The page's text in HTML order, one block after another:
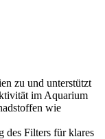
zu und unterstützt
im Aquarium
wie
des Filters für klares